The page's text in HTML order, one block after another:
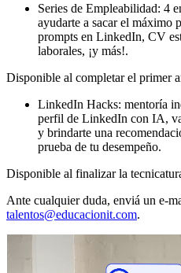
Series de Empleabilidad: 4
ayudarte a sacar el máximo
prompts en LinkedIn, CV
laborales, ¡y más!.
Disponible al completar el primer
LinkedIn Hacks: mentoría
perfil de LinkedIn con IA,
y brindarte una
prueba de tu desempeño.
Disponible al finalizar la
Ante cualquier duda, enviá un e-
talentos@educacionit.com.